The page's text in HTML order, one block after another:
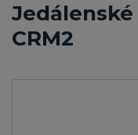
Jedálenské
CRM2